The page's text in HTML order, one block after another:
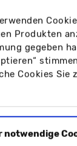
Produkten
gegeben
Cookies Sie
notwendige
Mini